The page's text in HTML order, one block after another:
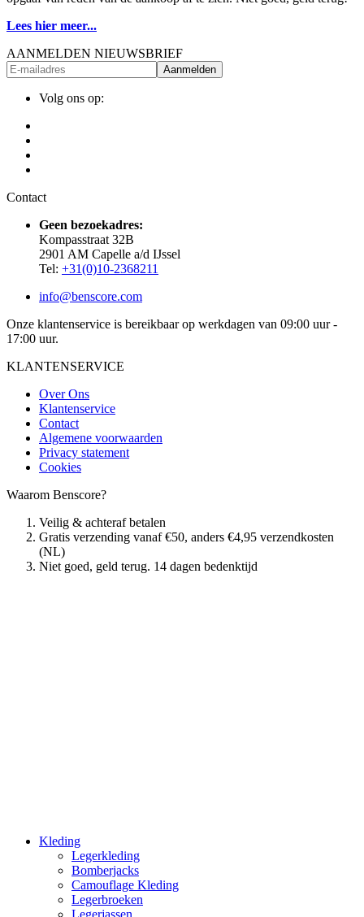
Lees hier meer...
AANMELDEN NIEUWSBRIEF
Aanmelden
Volg ons op:
Contact
Geen bezoekadres:
Kompasstraat 32B
2901 AM Capelle a/d IJssel
Tel: +31(0)10-2368211
info@benscore.com
Onze klantenservice is bereikbaar op werkdagen van 09:00 uur -
17:00 uur.
KLANTENSERVICE
Over Ons
Klantenservice
Contact
Algemene voorwaarden
Privacy statement
Cookies
Waarom Benscore?
Veilig & achteraf betalen
Gratis verzending vanaf €50, anders €4,95 verzendkosten
(NL)
Niet goed, geld terug. 14 dagen bedenktijd
Kleding
Legerkleding
Bomberjacks
Camouflage Kleding
Legerbroeken
Legerjassen